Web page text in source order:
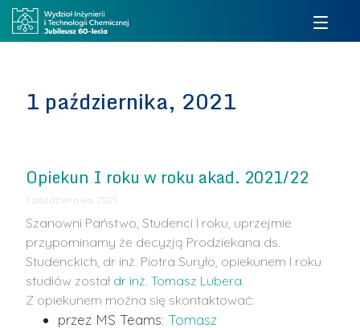
1 października, 2021
Opiekun I roku w roku akad. 2021/22
1 października 2021
Szanowni Państwo, Studenci I roku, uprzejmie
przypominamy że decyzją Prodziekana ds.
Studenckich, dr inż. Piotra Suryło, opiekunem I roku
studiów został dr inż. Tomasz Lubera.
Z opiekunem można się skontaktować:
przez MS Teams: Tomasz